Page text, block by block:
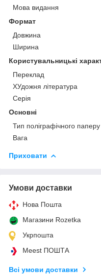
Мова видання
Формат
Довжина
Ширина
Користувальницькі
Переклад
ХУдожня література
Серія
Основні
Тип поліграфічного паперу
Вага
Приховати
Умови доставки
Нова Пошта
Магазини Rozetka
Укрпошта
Meest ПОШТА
Всі умови доставки